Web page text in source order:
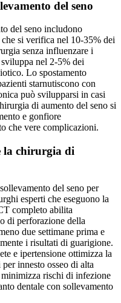
del seno
del seno includono
si verifica nel 10-35% dei
senza influenzare i
nel 2-5% dei
Lo spostamento
starnutiscono con
può svilupparsi in casi
di aumento del seno si
e gonfiore
che vere complicazioni.
la chirurgia di
del seno per
esperti che eseguono la
completo abilita
di perforazione della
due settimane prima e
i risultati di guarigione.
e ipertensione ottimizza la
innesto osseo di alta
rischi di infezione
dentale con sollevamento